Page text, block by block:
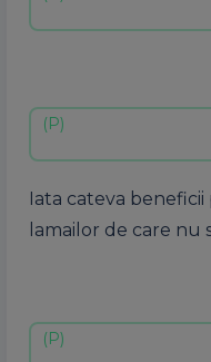
Iata cateva
lamailor de care nu